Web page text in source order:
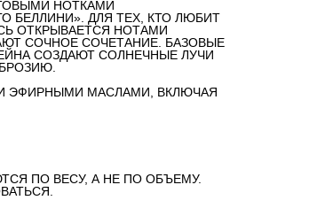
НОТКАМИ
БЕЛЛИНИ». ДЛЯ ТЕХ, КТО ЛЮБИТ
ОТКРЫВАЕТСЯ НОТАМИ
СОЧНОЕ СОЧЕТАНИЕ. БАЗОВЫЕ
СОЗДАЮТ СОЛНЕЧНЫЕ ЛУЧИ
ЭФИРНЫМИ МАСЛАМИ, ВКЛЮЧАЯ
ПО ВЕСУ, А НЕ ПО ОБЪЕМУ.